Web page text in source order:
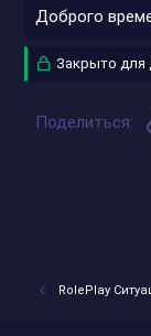
Доброго
Закрыто для
Поделиться:
RolePlay